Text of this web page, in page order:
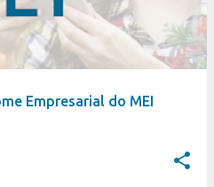
Empresarial do MEI